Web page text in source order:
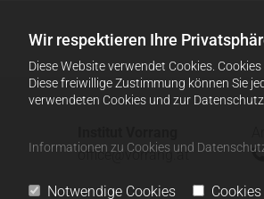
Wir respektieren Ihre
Diese Website verwendet Cookies.
Diese freiwillige Zustimmung können Sie
verwendeten Cookies und zur
Informationen zu Cookies und
Notwendige Cookies
office@vorrang.at